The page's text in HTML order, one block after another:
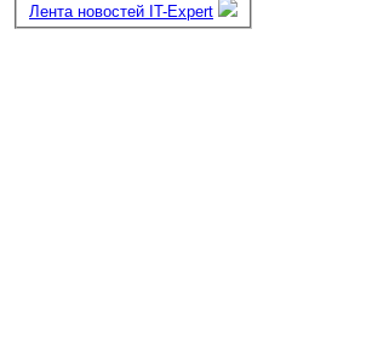
Лента новостей IT-Expert